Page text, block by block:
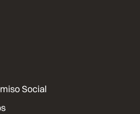
Social